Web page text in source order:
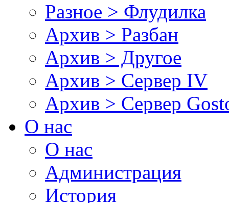
Разное > Флудилка
Архив > Разбан
Архив > Другое
Архив > Сервер IV
Архив > Сервер
О нас
О нас
Администрация
История